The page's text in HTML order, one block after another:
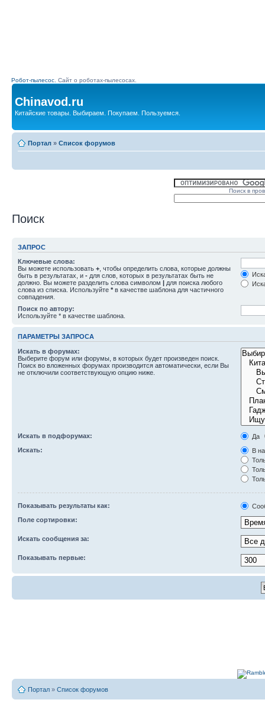
Робот-пылесос. Сайт о роботах-пылесосах.
Chinavod.ru
Китайские товары. Выбираем. Покупаем. Пользуемся.
Портал » Список форумов
Поиск в
Поиск
ЗАПРОС
Ключевые слова:
Вы можете использовать + , чтобы определить слова, которые должны
быть в результатах, и - для слов, которых в результатах быть не
должно. Вы можете разделить слова символом | для поиска любого
слова из списка. Используйте * в качестве шаблона для частичного
совпадения.
Поиск по автору:
Используйте * в качестве шаблона.
ПАРАМЕТРЫ ЗАПРОСА
Искать в форумах:
Выберите форум или форумы, в которых будет произведен поиск.
Поиск во вложенных форумах производится автоматически, если Вы
не отключили соответствующую опцию ниже.
Искать в подфорумах:
Да
Искать:
В
Показывать результаты как:
Поле сортировки:
Искать сообщения за:
Показывать первые:
Портал » Список форумов